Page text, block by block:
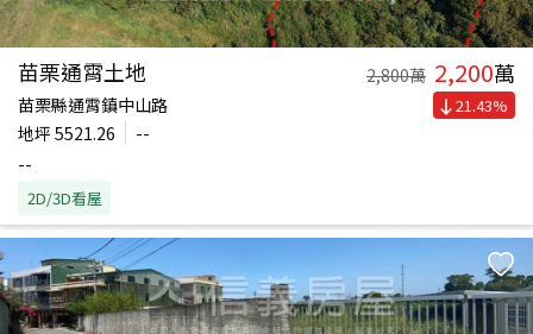
苗栗通霄土地 2,800萬 2,200萬
苗栗縣通霄鎮中山路
地坪 5521.26
--
--
2D/3D看屋
21.43%